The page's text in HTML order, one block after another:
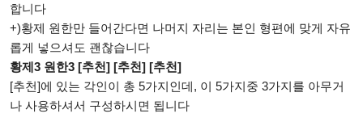
합니다
+)황제 원한만 들어간다면 나머지 자리는 본인 형편에 맞게 자유
롭게 넣으셔도 괜찮습니다
황제3 원한3 [추천] [추천] [추천]
[추천]에 있는 각인이 총 5가지인데, 이 5가지중 3가지를 아무거
나 사용하셔서 구성하시면 됩니다